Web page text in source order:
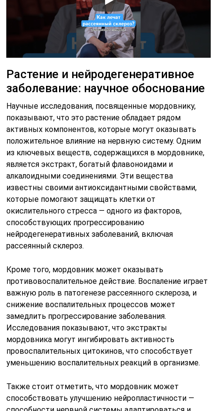
Растение и нейродегенеративное
заболевание: научное обоснование
Научные исследования, посвященные мордовнику,
показывают, что это растение обладает рядом
активных компонентов, которые могут оказывать
положительное влияние на нервную систему. Одним
из ключевых веществ, содержащихся в мордовнике,
является экстракт, богатый флавоноидами и
алкалоидными соединениями. Эти вещества
известны своими антиоксидантными свойствами,
которые помогают защищать клетки от
окислительного стресса — одного из факторов,
способствующих прогрессированию
нейродегенеративных заболеваний, включая
рассеянный склероз.
Кроме того, мордовник может оказывать
противовоспалительное действие. Воспаление играет
важную роль в патогенезе рассеянного склероза, и
снижение воспалительных процессов может
замедлить прогрессирование заболевания.
Исследования показывают, что экстракты
мордовника могут ингибировать активность
провоспалительных цитокинов, что способствует
уменьшению воспалительных реакций в организме.
Также стоит отметить, что мордовник может
способствовать улучшению нейропластичности —